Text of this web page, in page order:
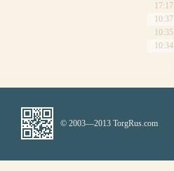
17:17
10:37
10:35
10:34
© 2003—2013 TorgRus.com